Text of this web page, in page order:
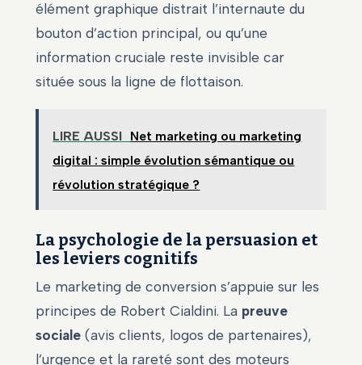
élément graphique distrait l’internaute du
bouton d’action principal, ou qu’une
information cruciale reste invisible car
située sous la ligne de flottaison.
LIRE AUSSI Net marketing ou marketing
digital : simple évolution sémantique ou
révolution stratégique ?
La psychologie de la persuasion et
les leviers cognitifs
Le marketing de conversion s’appuie sur les
principes de Robert Cialdini. La preuve
sociale (avis clients, logos de partenaires),
l’urgence et la rareté sont des moteurs